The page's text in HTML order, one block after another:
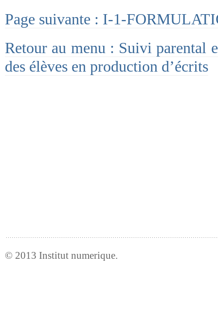
Page suivante : I-1-
Retour au menu : Suivi parental
des élèves en production d’écrits
© 2013 Institut numerique.